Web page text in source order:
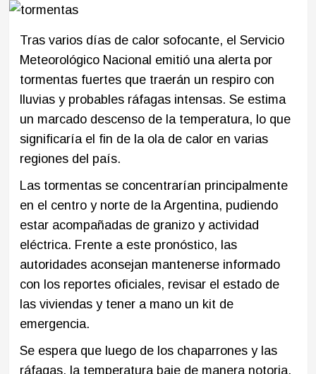
Tras varios días de calor sofocante, el Servicio
Meteorológico Nacional emitió una alerta por
tormentas fuertes que traerán un respiro con
lluvias y probables ráfagas intensas. Se estima
un marcado descenso de la temperatura, lo que
significaría el fin de la ola de calor en varias
regiones del país.
Las tormentas se concentrarían principalmente
en el centro y norte de la Argentina, pudiendo
estar acompañadas de granizo y actividad
eléctrica. Frente a este pronóstico, las
autoridades aconsejan mantenerse informado
con los reportes oficiales, revisar el estado de
las viviendas y tener a mano un kit de
emergencia.
Se espera que luego de los chaparrones y las
ráfagas, la temperatura baje de manera notoria,